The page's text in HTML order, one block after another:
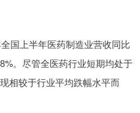
国上半年医药制造业营收同比
。尽管全医药行业短期均处于
相较于行业平均跌幅水平而